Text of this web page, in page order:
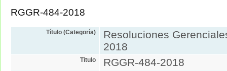
RGGR-484-2018
Título (Categoría)
Resoluciones
2018
Titulo RGGR-484-2018